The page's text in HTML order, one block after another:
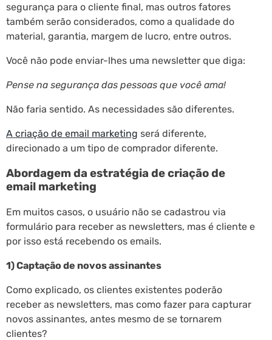
segurança para o cliente final, mas outros fatores
também serão considerados, como a qualidade do
material, garantia, margem de lucro, entre outros.
Você não pode enviar-lhes uma newsletter que diga:
Pense na segurança das pessoas que você ama!
Não faria sentido. As necessidades são diferentes.
A criação de email marketing será diferente,
direcionado a um tipo de comprador diferente.
Abordagem da estratégia de criação de
email marketing
Em muitos casos, o usuário não se cadastrou via
formulário para receber as newsletters, mas é cliente e
por isso está recebendo os emails.
1) Captação de novos assinantes
Como explicado, os clientes existentes poderão
receber as newsletters, mas como fazer para capturar
novos assinantes, antes mesmo de se tornarem
clientes?